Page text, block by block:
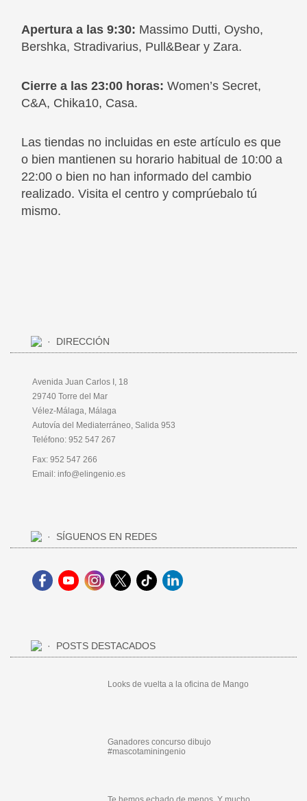
Apertura a las 9:30: Massimo Dutti, Oysho,
Bershka, Stradivarius, Pull&Bear y Zara.
Cierre a las 23:00 horas: Women’s Secret,
C&A, Chika10, Casa.
Las tiendas no incluidas en este artículo es que
o bien mantienen su horario habitual de 10:00 a
22:00 o bien no han informado del cambio
realizado. Visita el centro y comprúebalo tú
mismo.
DIRECCIÓN
Avenida Juan Carlos I, 18
29740 Torre del Mar
Vélez-Málaga, Málaga
Autovía del Mediaterráneo, Salida 953
Teléfono: 952 547 267
Fax: 952 547 266
Email: info@elingenio.es
SÍGUENOS EN REDES
POSTS DESTACADOS
Looks de vuelta a la oficina de Mango
Ganadores concurso dibujo
#mascotaminingenio